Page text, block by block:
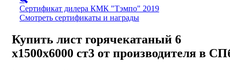
Сертификат дилера КМК "Тэмпо" 2019
Смотреть сертификаты и награды
Купить лист горячекатаный 6
х1500х6000 ст3 от производителя в